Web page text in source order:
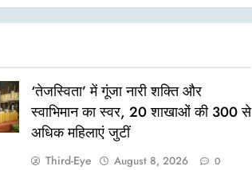
‘तेजस्विता’ में गूंजा नारी शक्ति और
स्वाभिमान का स्वर, 20 शाखाओं की 300 से
अधिक महिलाएं जुटीं
Third-Eye August 8, 2026 0